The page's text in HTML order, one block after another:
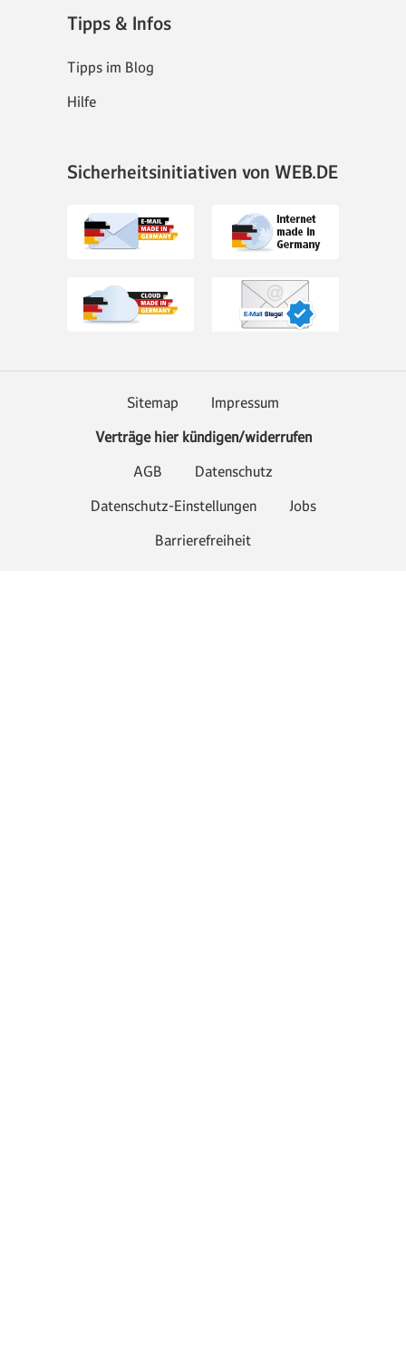
Tipps & Infos
Tipps im Blog
Hilfe
Sicherheitsinitiativen von WEB.DE
Sitemap
Impressum
Verträge hier kündigen/widerrufen
AGB
Datenschutz
Datenschutz-Einstellungen
Jobs
Barrierefreiheit